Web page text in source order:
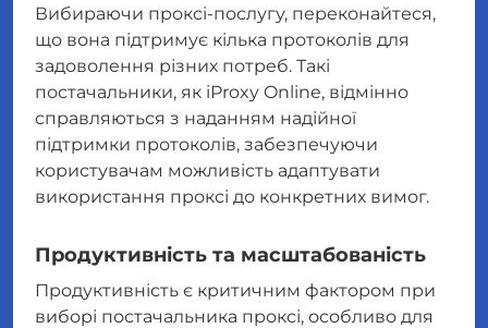
Вибираючи проксі-послугу, переконайтеся,
що вона підтримує кілька протоколів для
задоволення різних потреб. Такі
постачальники, як iProxy Online, відмінно
справляються з наданням надійної
підтримки протоколів, забезпечуючи
користувачам можливість адаптувати
використання проксі до конкретних вимог.
Продуктивність та масштабованість
Продуктивність є критичним фактором при
виборі постачальника проксі, особливо для